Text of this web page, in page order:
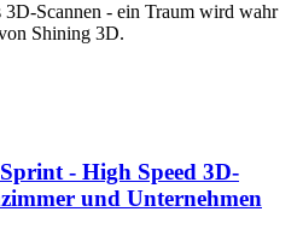
3D-Scannen - ein Traum wird wahr
Shining 3D.
- High Speed 3D-
und Unternehmen